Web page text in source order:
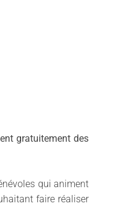
gratuitement des
qui animent
faire réaliser